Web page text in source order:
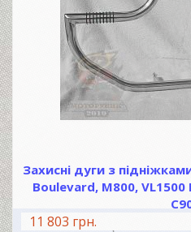
Захисні дуги з
Boulevard, М800,
11 803 грн.